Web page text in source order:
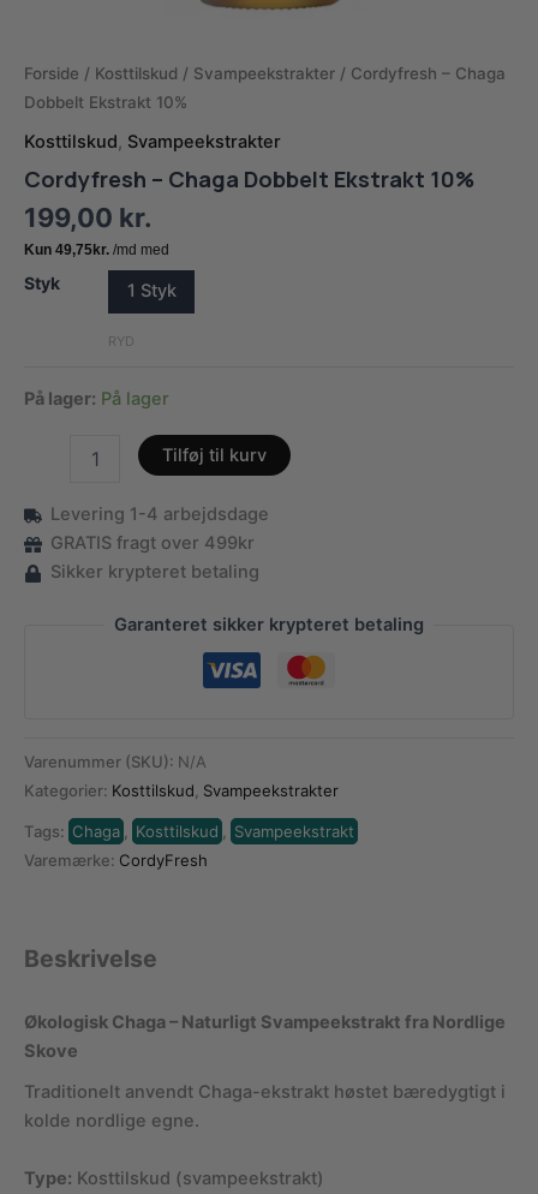
Forside / Kosttilskud / Svampeekstrakter / Cordyfresh – Chaga
Dobbelt Ekstrakt 10%
Kosttilskud Svampeekstrakter
Cordyfresh – Chaga Dobbelt Ekstrakt 10%
199,00 kr.
Styk 1 Styk
RYD
På lager: På lager
Dobbelt
Ekstrakt
10%
antal
Tilføj til kurv
Levering 1-4 arbejdsdage
GRATIS fragt over 499kr
Sikker krypteret betaling
Garanteret sikker krypteret betaling
Varenummer (SKU): N/A
Kategorier: Kosttilskud Svampeekstrakter
Tags: Chaga Kosttilskud
Svampeekstrakt
Varemærke: CordyFresh
Beskrivelse
Økologisk Chaga – Naturligt Svampeekstrakt fra Nordlige
Skove
Traditionelt anvendt Chaga-ekstrakt høstet bæredygtigt i
kolde nordlige egne.
Type: Kosttilskud (svampeekstrakt)